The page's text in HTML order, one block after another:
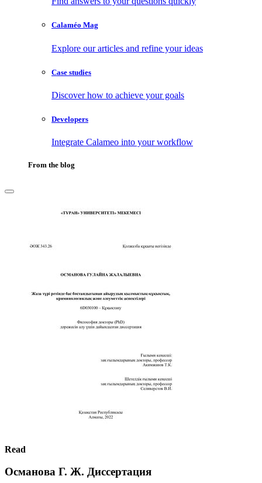
Calaméo Mag
Explore our articles and refine your ideas
Case studies
Discover how to achieve your goals
Developers
Integrate Calameo into your workflow
From the blog
Read
Османова Г. Ж. Диссертация